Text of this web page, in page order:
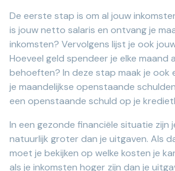
De eerste stap is om al jouw
is jouw netto salaris en ontvang je
inkomsten? Vervolgens lijst je ook
Hoeveel geld spendeer je elke maand
behoeften? In deze stap maak je ook
je maandelijkse openstaande
een openstaande schuld op je
In een gezonde financiële situatie zijn
natuurlijk groter dan je uitgaven. Als
moet je bekijken op welke kosten je
als je inkomsten hoger zijn dan je